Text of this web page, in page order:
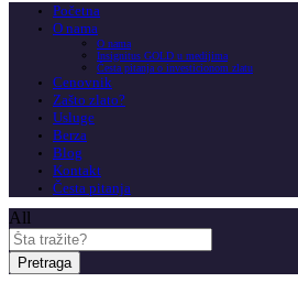
Početna
O nama
O nama
Insignitus GOLD u medijima
Česta pitanja o investicionom zlatu
Cenovnik
Zašto zlato?
Usluge
Berza
Blog
Kontakt
Česta pitanja
All
Pretraga